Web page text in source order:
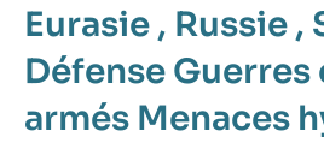
Eurasie , Russie ,
Défense
armés Menaces